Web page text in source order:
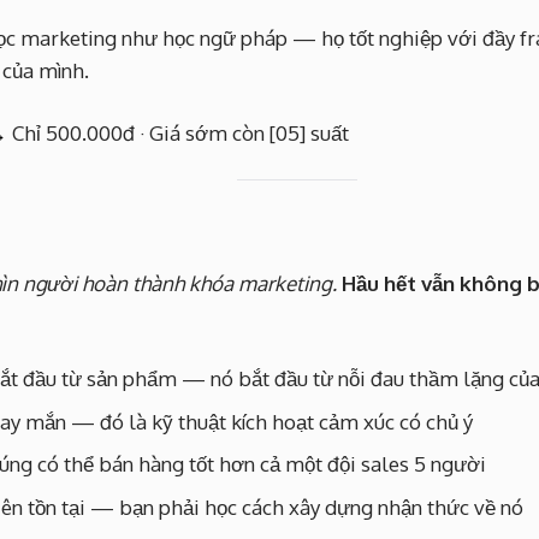
marketing như học ngữ pháp — họ tốt nghiệp với đầy
mình.
Chỉ 500.000đ · Giá sớm còn [05] suất
người hoàn thành khóa marketing. Hầu hết vẫn không
đầu từ sản phẩm — nó bắt đầu từ nỗi đau thầm lặng
mắn — đó là kỹ thuật kích hoạt cảm xúc có chủ ý
có thể bán hàng tốt hơn cả một đội sales 5 người
tồn tại — bạn phải học cách xây dựng nhận thức về nó